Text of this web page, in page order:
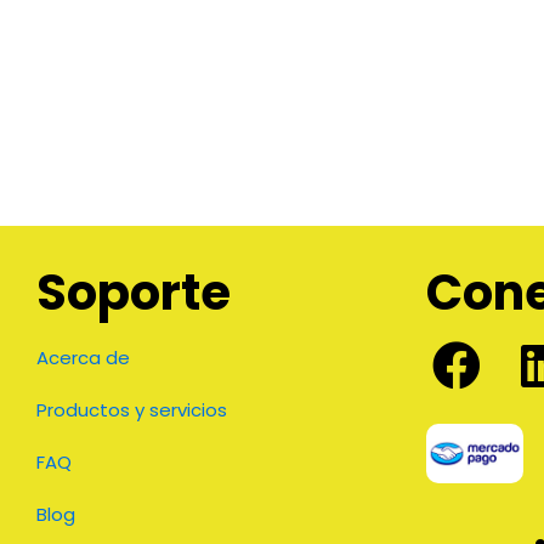
Soporte
Acerca de
Productos y servicios
FAQ
Blog